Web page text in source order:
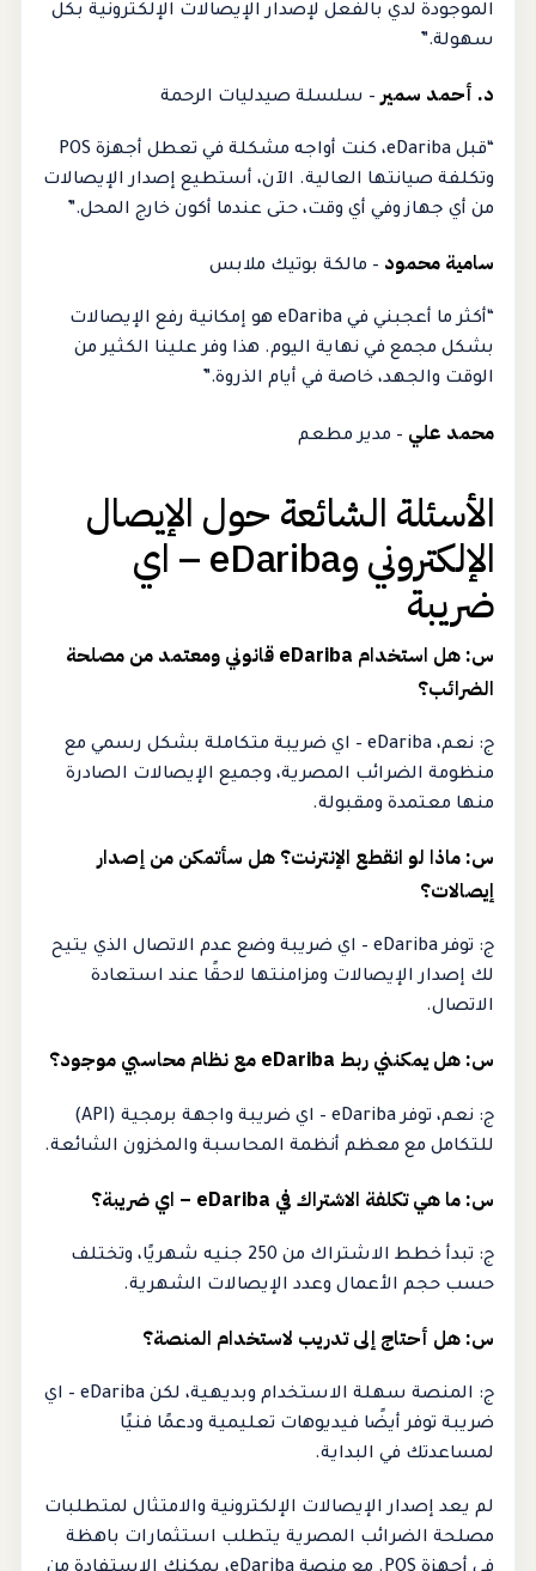
الموجودة لدي بالفعل لإصدار الإيصالات الإلكترونية بكل
سهولة.”
د. أحمد سمير– سلسلة صيدليات الرحمة
“قبل eDariba، كنت أواجه مشكلة في تعطل أجهزة POS
وتكلفة صيانتها العالية. الآن، أستطيع إصدار الإيصالات
من أي جهاز وفي أي وقت، حتى عندما أكون خارج المحل.”
سامية محمود – مالكة بوتيك ملابس
“أكثر ما أعجبني في eDariba هو إمكانية رفع الإيصالات
بشكل مجمع في نهاية اليوم. هذا وفر علينا الكثير من
الوقت والجهد، خاصة في أيام الذروة.”
محمد علي – مدير مطعم
الأسئلة الشائعة حول الإيصال
الإلكتروني وeDariba – اي
ضريبة
س: هل استخدام eDariba قانوني ومعتمد من مصلحة
الضرائب؟
ج: نعم، eDariba – اي ضريبة متكاملة بشكل رسمي مع
منظومة الضرائب المصرية، وجميع الإيصالات الصادرة
منها معتمدة ومقبولة.
س: ماذا لو انقطع الإنترنت؟ هل سأتمكن من إصدار
إيصالات؟
ج: توفر eDariba – اي ضريبة وضع عدم الاتصال الذي يتيح
لك إصدار الإيصالات ومزامنتها لاحقًا عند استعادة
الاتصال.
س: هل يمكنني ربط eDariba مع نظام محاسبي موجود؟
ج: نعم، توفر eDariba – اي ضريبة واجهة برمجية (API)
للتكامل مع معظم أنظمة المحاسبة والمخزون الشائعة.
س: ما هي تكلفة الاشتراك في eDariba – اي ضريبة؟
ج: تبدأ خطط الاشتراك من 250 جنيه شهريًا، وتختلف
حسب حجم الأعمال وعدد الإيصالات الشهرية.
س: هل أحتاج إلى تدريب لاستخدام المنصة؟
ج: المنصة سهلة الاستخدام وبديهية، لكن eDariba – اي
ضريبة توفر أيضًا فيديوهات تعليمية ودعمًا فنيًا
لمساعدتك في البداية.
لم يعد إصدار الإيصالات الإلكترونية والامتثال لمتطلبات
مصلحة الضرائب المصرية يتطلب استثمارات باهظة